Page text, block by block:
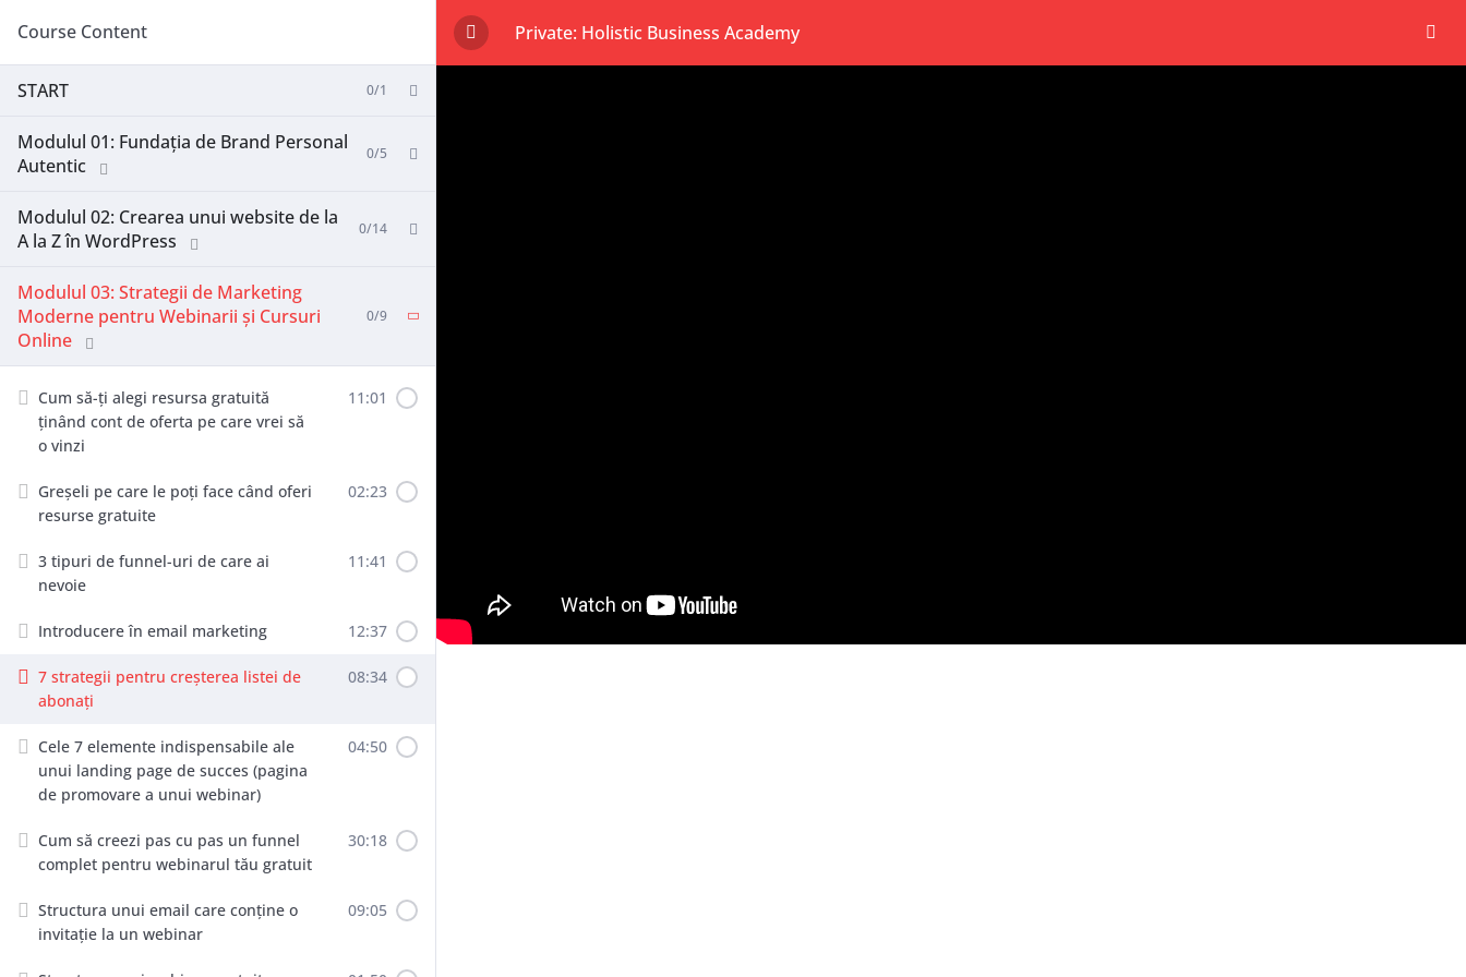
Course Content
START 0/1
Modulul 01: Fundația de Brand Personal
Autentic
0/5
Modulul 02: Crearea unui website de la
A la Z în WordPress
0/14
Modulul 03: Strategii de Marketing
Moderne pentru Webinarii și Cursuri
Online
0/9
Cum să-ți alegi resursa gratuită
ținând cont de oferta pe care vrei să
o vinzi
11:01
Greșeli pe care le poți face când oferi
resurse gratuite
02:23
3 tipuri de funnel-uri de care ai
nevoie
11:41
Introducere în email marketing 12:37
7 strategii pentru creșterea listei de
abonați
08:34
Cele 7 elemente indispensabile ale
unui landing page de succes (pagina
de promovare a unui webinar)
04:50
Cum să creezi pas cu pas un funnel
complet pentru webinarul tău gratuit
30:18
Structura unui email care conține o
invitație la un webinar
09:05
Private: Holistic Business Academy